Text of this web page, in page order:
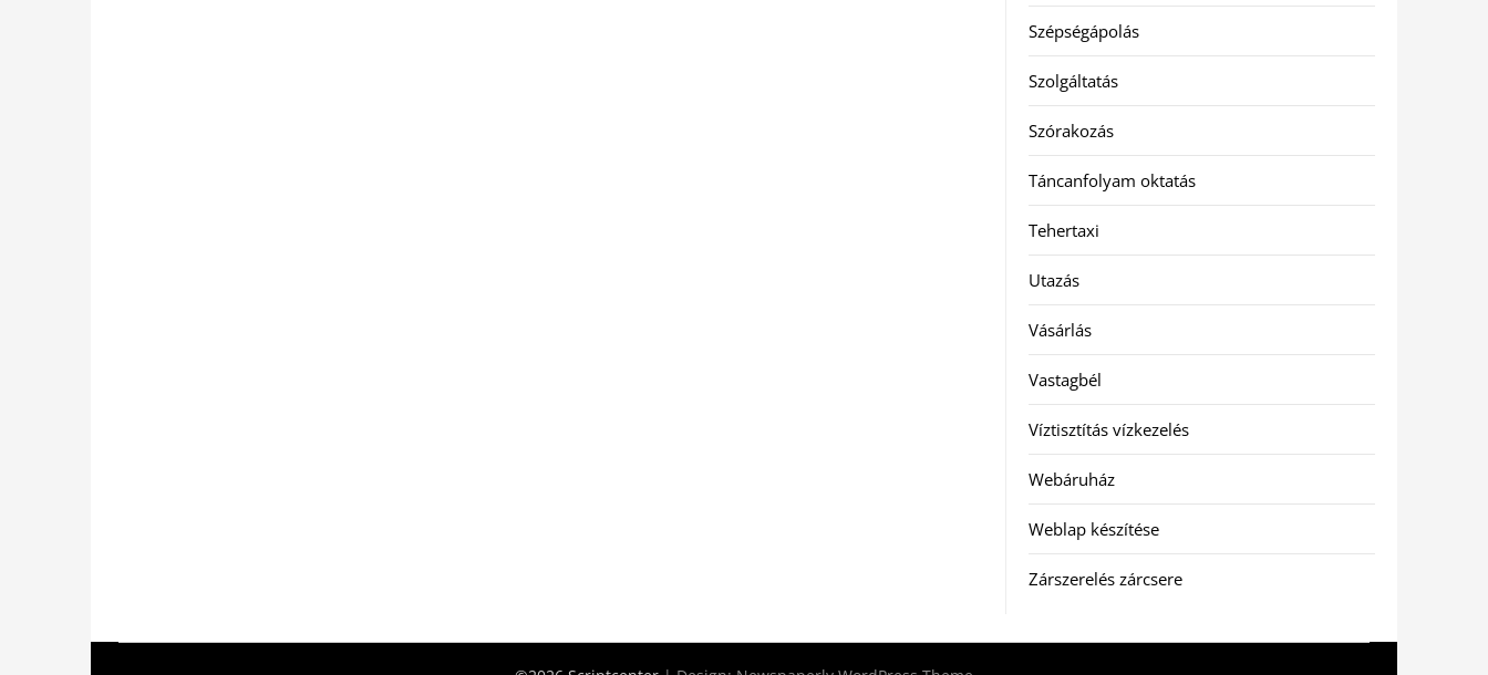
Szépségápolás
Szolgáltatás
Szórakozás
Táncanfolyam oktatás
Tehertaxi
Utazás
Vásárlás
Vastagbél
Víztisztítás vízkezelés
Webáruház
Weblap készítése
Zárszerelés zárcsere